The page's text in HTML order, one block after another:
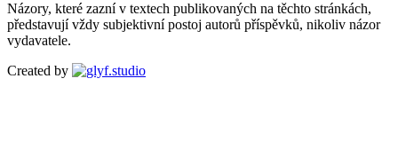
Názory, které zazní v textech publikovaných na těchto stránkách,
představují vždy subjektivní postoj autorů příspěvků, nikoliv názor
vydavatele.
Created by